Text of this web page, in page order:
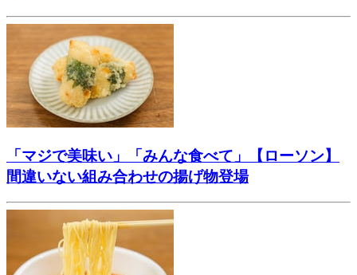
「マジで美味い」「みんな食べて」【ローソン】
間違いない組み合わせの揚げ物登場